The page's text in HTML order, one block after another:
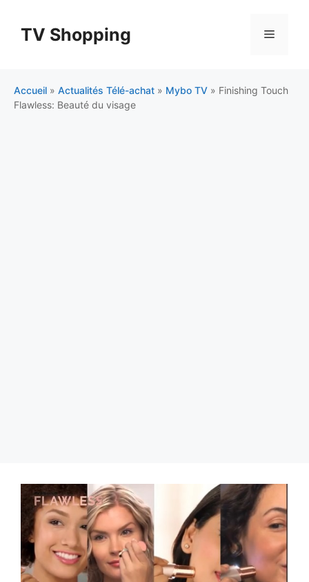
contenuTV Shopping Menu
Accueil » Actualités Télé-achat » Mybo TV » Finishing Touch
Flawless: Beauté du visage